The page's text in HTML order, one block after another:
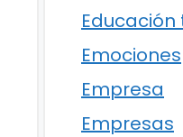
Emociones
Empresa
Empresas